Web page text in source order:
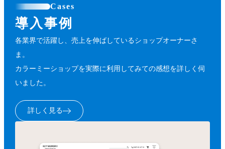
Cases
導入事例
各業界で活躍し、売上を伸ばしているショップオーナーさ
ま。
カラーミーショップを実際に利用してみての感想を詳しく伺
いました。
詳しく見る